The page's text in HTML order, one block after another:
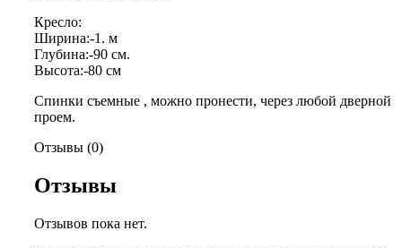
Кресло:
Ширина:-1. м
Глубина:-90 см.
Высота:-80 см
Спинки съемные , можно пронести, через любой дверной
проем.
Отзывы (0)
Отзывы
Отзывов пока нет.